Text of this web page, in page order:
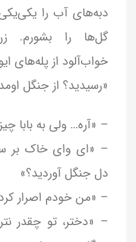
دبه‌های آب را
گل‌ها را بشورم.
خواب‌آلود از پله‌های
«رسیدید؟ از جنگل
– «آره… ولی به بابا
– «ای وای خاک بر
دل جنگل آوردید؟»
– «من خودم اصرار
– «دختر، تو چقدر